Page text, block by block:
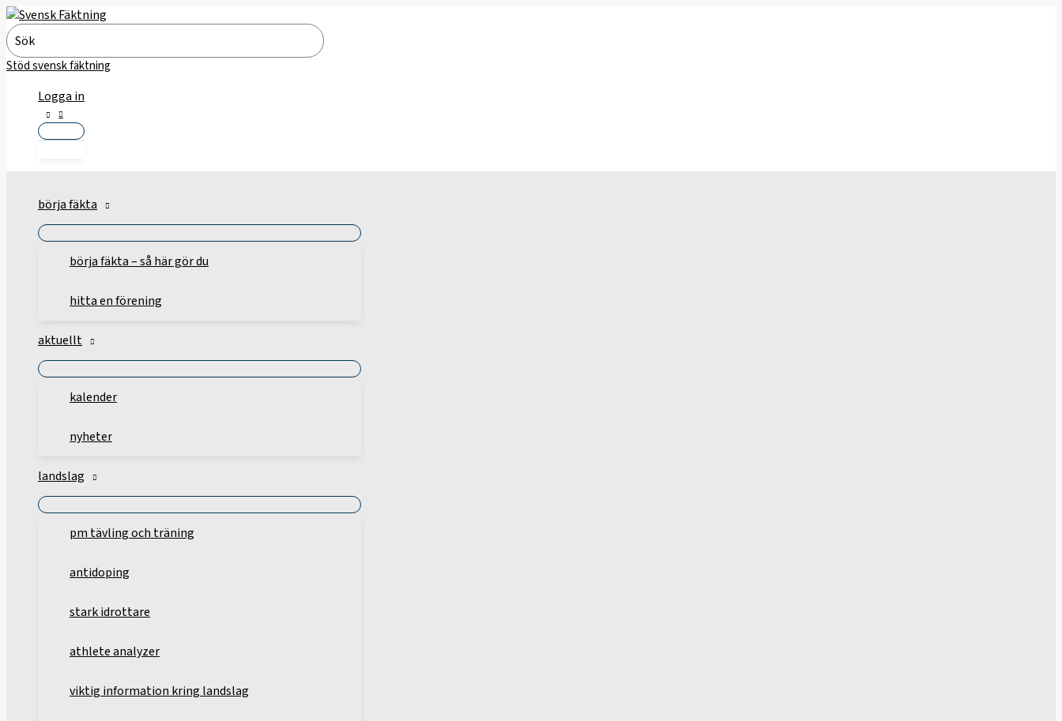
Hoppa
till
innehåll
Search
for:
Stöd svensk fäktning
Logga in
börja fäkta
börja fäkta – så här gör du
hitta en förening
aktuellt
kalender
nyheter
landslag
pm tävling och träning
antidoping
stark idrottare
athlete analyzer
viktig information kring landslag